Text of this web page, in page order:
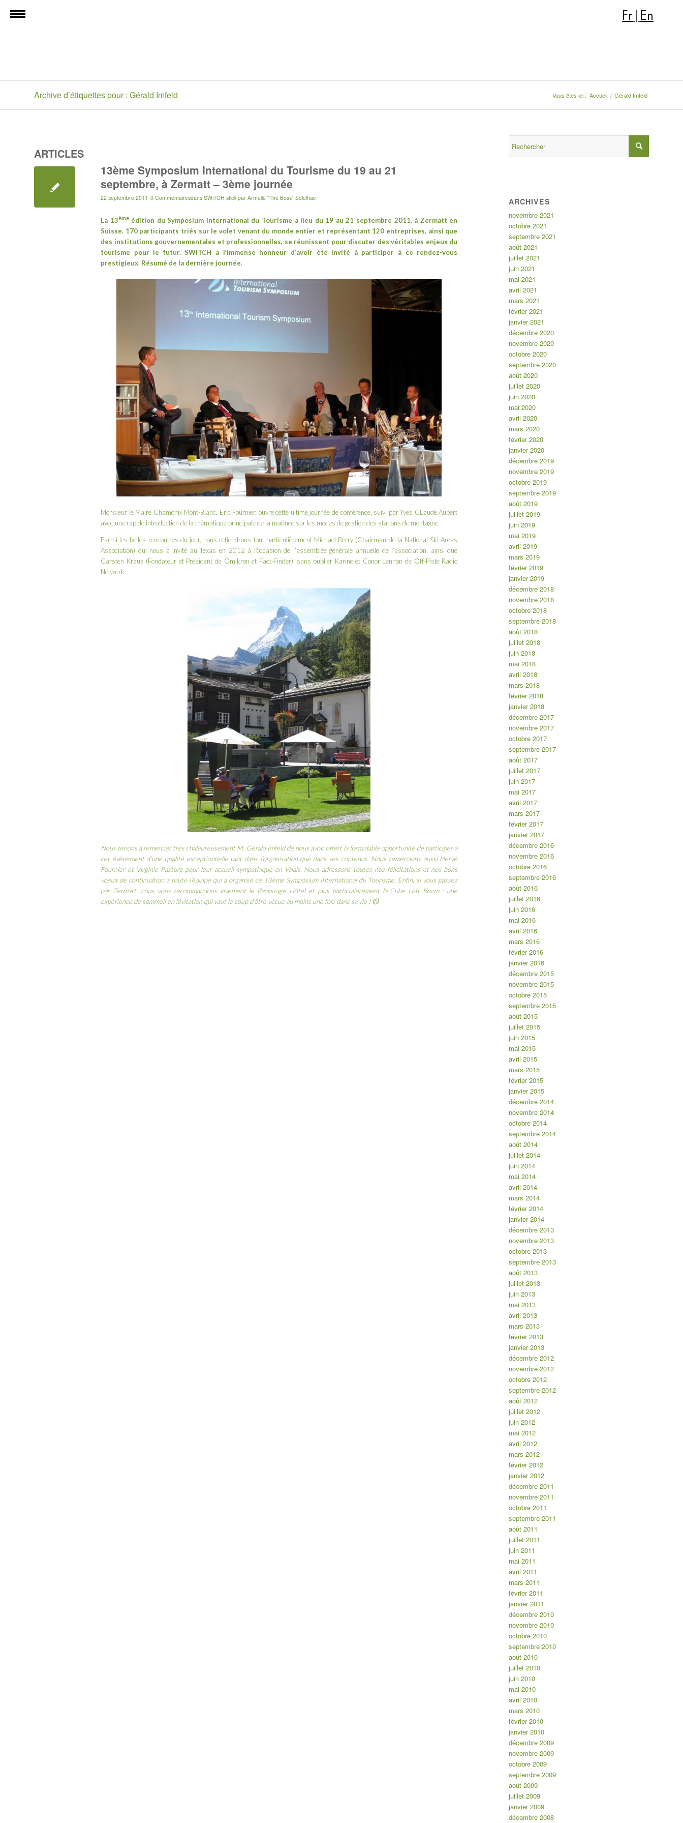
Fr En
Archive d’étiquettes pour : Gérald Imfeld Vous êtes ici : Accueil / Gérald Imfeld
ARTICLES
13ème Symposium International du Tourisme du 19 au 21
septembre, à Zermatt – 3ème journée
22 septembre 2011 0 Commentairesdans SWiTCH stick par Armelle "The Boss" Solelhac
La 13èmeédition duSymposium International du Tourisme a lieu du 19 au 21 septembre 2011, à Zermatt en
Suisse. 170 participants triés sur le volet venant du monde entier et représentant 120 entreprises, ainsi que
des institutions gouvernementales et professionnelles, se réunissent pour discuter des véritables enjeux du
tourisme pour le futur.SWiTCH a l’immense honneur d’avoir été invité à participer à ce rendez-vous
prestigieux. Résumé de la dernière journée.
Monsieur le Maire Chamonix Mont-Blanc, Eric Fournier, ouvre cette ultime journée de conférence, suivi par Yves CLaude Aubert
avec une rapide introduction de la thématique principale de la matinée sur les modes de gestion des stations de montagne.
Parmi les belles rencontres du jour, nous retiendrons tout particulièrement Michael Berry (Chairman de la National Ski Areas
Association) qui nous a invité au Texas en 2012 à l’occasion de l’assemblée générale annuelle de l’association, ainsi que
Carsten Kraus (Fondateur et Président de Omikron et Fact-Finder), sans oublier Karine et Conor Lennon de Off-Piste Radio
Network.
Nous tenons à remercier très chaleureusement M. Gérald Imfeld de nous avoir offert la formidable opportunité de participer à
cet évènement d’une qualité exceptionnelle tant dans l’organisation que dans ses contenus. Nous remercions aussi Hervé
Fournier et Virginie Pastore pour leur accueil sympathique en Valais. Nous adressons toutes nos félicitations et nos bons
voeux de continuation à toute l’équipe qui a organisé ce 13ème Symposium International du Tourisme . Enfin, si vous passez
par Zermatt, nous vous recommandons vivement le Backstage Hôtelet plus particulièrement la Cube Loft Room : une
expérience de sommeil en lévitation qui vaut le coup d’être vécue au moins une fois dans sa vie ! 😉
ARCHIVES
novembre 2021
octobre 2021
septembre 2021
août 2021
juillet 2021
juin 2021
mai 2021
avril 2021
mars 2021
février 2021
janvier 2021
décembre 2020
novembre 2020
octobre 2020
septembre 2020
août 2020
juillet 2020
juin 2020
mai 2020
avril 2020
mars 2020
février 2020
janvier 2020
décembre 2019
novembre 2019
octobre 2019
septembre 2019
août 2019
juillet 2019
juin 2019
mai 2019
avril 2019
mars 2019
février 2019
janvier 2019
décembre 2018
novembre 2018
octobre 2018
septembre 2018
août 2018
juillet 2018
juin 2018
mai 2018
avril 2018
mars 2018
février 2018
janvier 2018
décembre 2017
novembre 2017
octobre 2017
septembre 2017
août 2017
juillet 2017
juin 2017
mai 2017
avril 2017
mars 2017
février 2017
janvier 2017
décembre 2016
novembre 2016
octobre 2016
septembre 2016
août 2016
juillet 2016
juin 2016
mai 2016
avril 2016
mars 2016
février 2016
janvier 2016
décembre 2015
novembre 2015
octobre 2015
septembre 2015
août 2015
juillet 2015
juin 2015
mai 2015
avril 2015
mars 2015
février 2015
janvier 2015
décembre 2014
novembre 2014
octobre 2014
septembre 2014
août 2014
juillet 2014
juin 2014
mai 2014
avril 2014
mars 2014
février 2014
janvier 2014
décembre 2013
novembre 2013
octobre 2013
septembre 2013
août 2013
juillet 2013
juin 2013
mai 2013
avril 2013
mars 2013
février 2013
janvier 2013
décembre 2012
novembre 2012
octobre 2012
septembre 2012
août 2012
juillet 2012
juin 2012
mai 2012
avril 2012
mars 2012
février 2012
janvier 2012
décembre 2011
novembre 2011
octobre 2011
septembre 2011
août 2011
juillet 2011
juin 2011
mai 2011
avril 2011
mars 2011
février 2011
janvier 2011
décembre 2010
novembre 2010
octobre 2010
septembre 2010
août 2010
juillet 2010
juin 2010
mai 2010
avril 2010
mars 2010
février 2010
janvier 2010
décembre 2009
novembre 2009
octobre 2009
septembre 2009
août 2009
juillet 2009
janvier 2009
décembre 2008